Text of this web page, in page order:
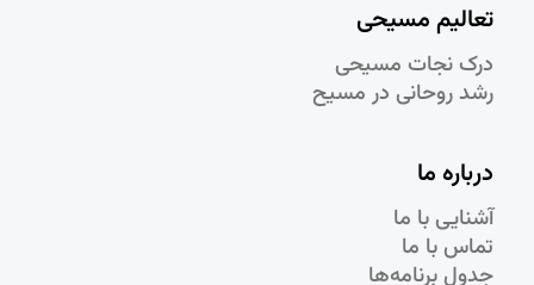
تعالیم مسیحی
درک نجات مسيحی
رشد روحانی در مسيح
درباره ما
آشنایی با ما
تماس با ما
جدول برنامه‌ها